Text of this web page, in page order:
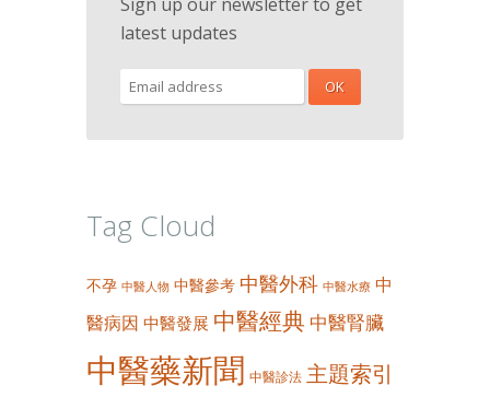
latest updates
Tag Cloud
不孕 中醫人物 中醫參考 中醫外科 中醫水療 中
醫病因 中醫發展 中醫經典 中醫腎臟
中醫藥新聞 中醫診法 主題索引